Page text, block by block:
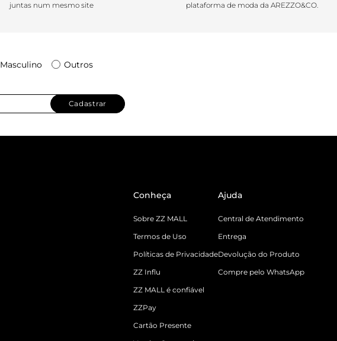
juntas num mesmo site
plataforma de moda da AREZZO&CO.
Masculino Outros
Cadastrar
Conheça
Sobre ZZ MALL
Termos de Uso
Políticas de Privacidade
ZZ Influ
ZZ MALL é confiável
ZZPay
Cartão Presente
Ajuda
Central de Atendimento
Entrega
Devolução do Produto
Compre pelo WhatsApp